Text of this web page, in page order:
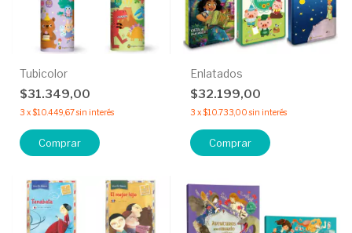
Tubicolor
$31.349,00
3 x$10.449,67sin interés
Comprar
Enlatados
$32.199,00
3 x$10.733,00 sin interés
Comprar